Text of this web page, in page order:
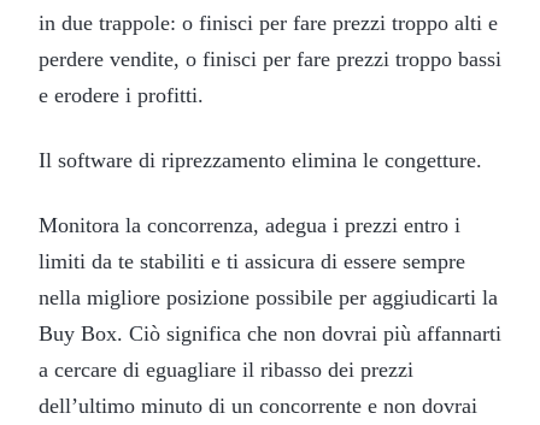
in due trappole: o finisci per fare prezzi troppo alti e
perdere vendite, o finisci per fare prezzi troppo bassi
e erodere i profitti.
Il software di riprezzamento elimina le congetture.
Monitora la concorrenza, adegua i prezzi entro i
limiti da te stabiliti e ti assicura di essere sempre
nella migliore posizione possibile per aggiudicarti la
Buy Box. Ciò significa che non dovrai più affannarti
a cercare di eguagliare il ribasso dei prezzi
dell’ultimo minuto di un concorrente e non dovrai